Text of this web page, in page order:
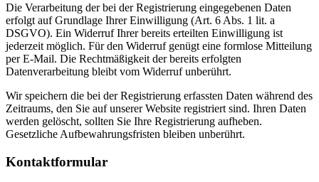
Die Verarbeitung der bei der Registrierung eingegebenen Daten
erfolgt auf Grundlage Ihrer Einwilligung (Art. 6 Abs. 1 lit. a
DSGVO). Ein Widerruf Ihrer bereits erteilten Einwilligung ist
jederzeit möglich. Für den Widerruf genügt eine formlose Mitteilung
per E-Mail. Die Rechtmäßigkeit der bereits erfolgten
Datenverarbeitung bleibt vom Widerruf unberührt.
Wir speichern die bei der Registrierung erfassten Daten während des
Zeitraums, den Sie auf unserer Website registriert sind. Ihren Daten
werden gelöscht, sollten Sie Ihre Registrierung aufheben.
Gesetzliche Aufbewahrungsfristen bleiben unberührt.
Kontaktformular